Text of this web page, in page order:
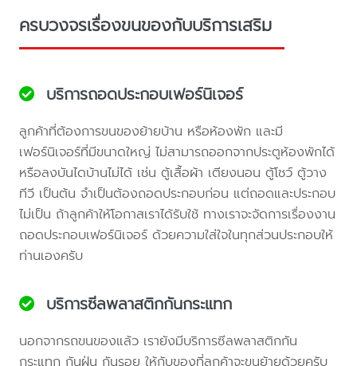
ครบวงจรเรื่องขนของกับบริการเสริม
บริการถอดประกอบเฟอร์นิเจอร์
ลูกค้าที่ต้องการขนของย้ายบ้าน หรือห้องพัก และมี
เฟอร์นิเจอร์ที่มีขนาดใหญ่ ไม่สามารถออกจากประตูห้องพักได้
หรือลงบันไดบ้านไม่ได้ เช่น ตู้เสื้อผ้า เตียงนอน ตู้โชว์ ตู้วาง
ทีวี เป็นต้น จำเป็นต้องถอดประกอบก่อน แต่ถอดและประกอบ
ไม่เป็น ถ้าลูกค้าให้โอกาสเราได้รับใช้ ทางเราจะจัดการเรื่องงาน
ถอดประกอบเฟอร์นิเจอร์ ด้วยความใส่ใจในทุกส่วนประกอบให้
ท่านเองครับ
บริการซีลพลาสติกกันกระแทก
นอกจากรถขนของแล้ว เรายังมีบริการซีลพลาสติกกัน
กระแทก กันฝุ่น กันรอย ให้กับของที่ลูกค้าจะขนย้ายด้วยครับ